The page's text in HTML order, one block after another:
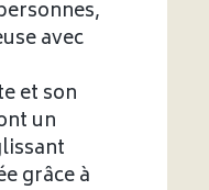
avec
et son
un
grâce à